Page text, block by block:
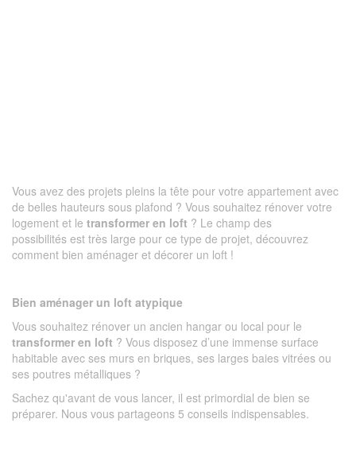
Vous avez des projets pleins la tête pour votre appartement avec
de belles hauteurs sous plafond ? Vous souhaitez rénover votre
logement et le transformer en loft ? Le champ des
possibilités est très large pour ce type de projet, découvrez
comment bien aménager et décorer un loft !
Bien aménager un loft atypique
Vous souhaitez rénover un ancien hangar ou local pour le
transformer en loft ? Vous disposez d’une immense surface
habitable avec ses murs en briques, ses larges baies vitrées ou
ses poutres métalliques ?
Sachez qu'avant de vous lancer, il est primordial de bien se
préparer. Nous vous partageons 5 conseils indispensables.